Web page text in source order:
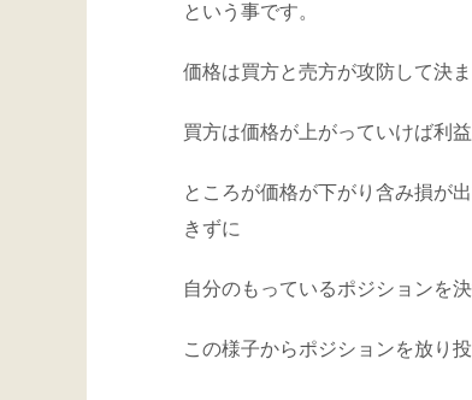
という事です。
価格は買方と売方が攻防して決ま
買方は価格が上がっていけば利益
ところが価格が下がり含み損が
きずに
自分のもっているポジションを
この様子からポジションを放り